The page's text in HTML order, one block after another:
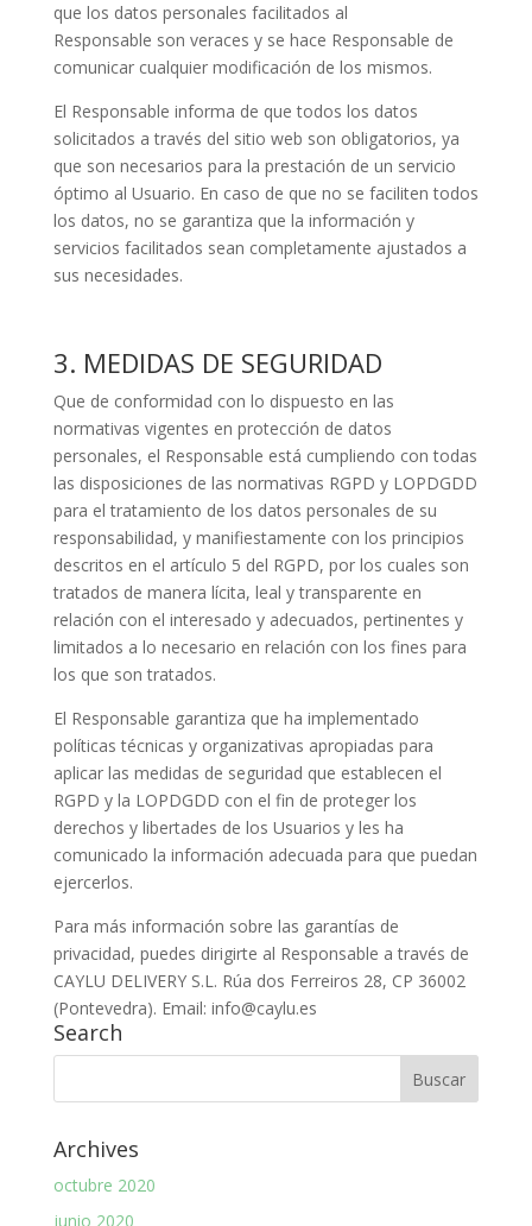
que los datos personales facilitados al
Responsable son veraces y se hace Responsable de
comunicar cualquier modificación de los mismos.
El Responsable informa de que todos los datos
solicitados a través del sitio web son obligatorios, ya
que son necesarios para la prestación de un servicio
óptimo al Usuario. En caso de que no se faciliten todos
los datos, no se garantiza que la información y
servicios facilitados sean completamente ajustados a
sus necesidades.
3. MEDIDAS DE SEGURIDAD
Que de conformidad con lo dispuesto en las
normativas vigentes en protección de datos
personales, el Responsable está cumpliendo con todas
las disposiciones de las normativas RGPD y LOPDGDD
para el tratamiento de los datos personales de su
responsabilidad, y manifiestamente con los principios
descritos en el artículo 5 del RGPD, por los cuales son
tratados de manera lícita, leal y transparente en
relación con el interesado y adecuados, pertinentes y
limitados a lo necesario en relación con los fines para
los que son tratados.
El Responsable garantiza que ha implementado
políticas técnicas y organizativas apropiadas para
aplicar las medidas de seguridad que establecen el
RGPD y la LOPDGDD con el fin de proteger los
derechos y libertades de los Usuarios y les ha
comunicado la información adecuada para que puedan
ejercerlos.
Para más información sobre las garantías de
privacidad, puedes dirigirte al Responsable a través de
CAYLU DELIVERY S.L. Rúa dos Ferreiros 28, CP 36002
(Pontevedra). Email: info@caylu.es
Search
Archives
octubre 2020
junio 2020